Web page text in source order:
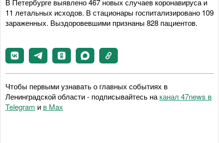
В Петербурге выявлено 467 новых случаев коронавируса и
11 летальных исходов. В стационары госпитализировано 109
зараженных. Выздоровевшими признаны 828 пациентов.
Чтобы первыми узнавать о главных событиях в
Ленинградской области - подписывайтесь на канал 47news в
Telegram и в Maх